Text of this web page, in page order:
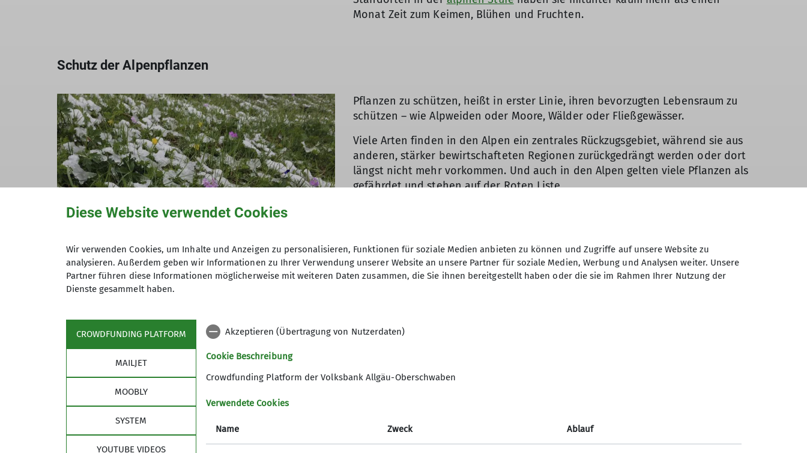
Monat Zeit zum Keimen, Blühen und Fruchten.
Schutz der Alpenpflanzen
Pflanzen zu schützen, heißt in erster Linie, ihren bevorzugten Lebensraum zu
schützen – wie Alpweiden oder Moore, Wälder oder Fließgewässer.
Viele Arten finden in den Alpen ein zentrales Rückzugsgebiet, während sie aus
anderen, stärker bewirtschafteten Regionen zurückgedrängt werden oder dort
längst nicht mehr vorkommen. Und auch in den Alpen gelten viele Pflanzen als
gefährdet und stehen auf der Roten Liste.
Politische Instrumentarien wie die Alpenkonvention oder den Alpenplan zu
stärken, wird absehbar immer wichtiger.
auszugraben. Beispielsweise stehen in Deutschland sämtliche Orchideen-
sowie Enzianarten unter Naturschutz.
Alpen-(Arten-)Schutzprojekte
BUND Naturschutz in Bayern e.V.
Diese Website verwendet Cookies
Wir verwenden Cookies, um Inhalte und Anzeigen zu personalisieren, Funktionen für soziale Medien anbieten zu können und Zugriffe auf unsere Website zu
analysieren. Außerdem geben wir Informationen zu Ihrer Verwendung unserer Website an unsere Partner für soziale Medien, Werbung und Analysen weiter. Unsere
Partner führen diese Informationen möglicherweise mit weiteren Daten zusammen, die Sie ihnen bereitgestellt haben oder die sie im Rahmen Ihrer Nutzung der
Dienste gesammelt haben.
CROWDFUNDING PLATFORM
MAILJET
MOOBLY
SYSTEM
YOUTUBE VIDEOS
Akzeptieren (Übertragung von Nutzerdaten)
Cookie Beschreibung
Crowdfunding Platform der Volksbank Allgäu-Oberschwaben
Verwendete Cookies
Name Zweck Ablauf